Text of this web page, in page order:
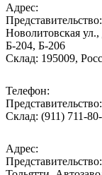
Адрес:
Новолитовская
Б-204, Б-206
Склад: 195009,
Телефон:
Склад: (911) 711-
Адрес: